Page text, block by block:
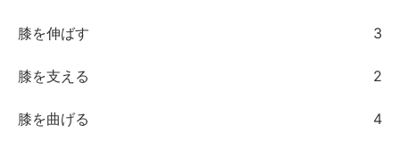
膝を伸ばす 3
膝を支える 2
膝を曲げる 4